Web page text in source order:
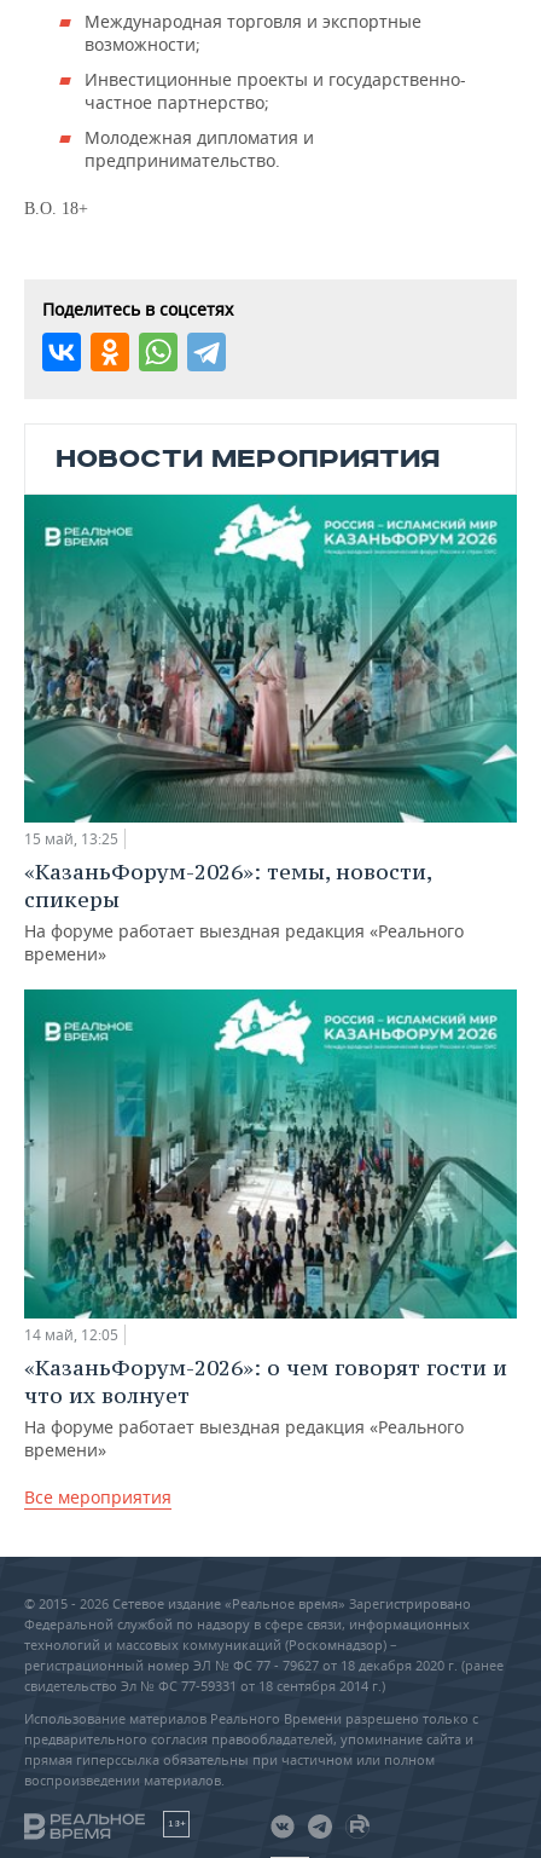
ОТКРЫТАЯ ЛЕКЦИЯ
БАСКЕТБОЛ
ВОЛЕЙБОЛ
ИНФРАСТРУКТУРА
ИСТОРИЯ
СПРАВОЧНИК
СПИСОК ПЕРСОН
ПОЛНАЯ ВЕРСИЯ
Международная торговля и экспортные
возможности;
Инвестиционные проекты и государственно-
частное партнерство;
Молодежная дипломатия и
предпринимательство.
В.О. 18+
Поделитесь в соцсетях
НОВОСТИ МЕРОПРИЯТИЯ
15 май, 13:25
«КазаньФорум-2026»: темы, новости,
спикеры
На форуме работает выездная редакция «Реального
времени»
14 май, 12:05
«КазаньФорум-2026»: о чем говорят гости и
что их волнует
На форуме работает выездная редакция «Реального
времени»
Все мероприятия
© 2015 - 2026 Сетевое издание «Реальное время» Зарегистрировано
Федеральной службой по надзору в сфере связи, информационных
технологий и массовых коммуникаций (Роскомнадзор) –
регистрационный номер ЭЛ № ФС 77 - 79627 от 18 декабря 2020 г. (ранее
свидетельство Эл № ФС 77-59331 от 18 сентября 2014 г.)
Использование материалов Реального Времени разрешено только с
предварительного согласия правообладателей, упоминание сайта и
прямая гиперссылка обязательны при частичном или полном
воспроизведении материалов.
18+